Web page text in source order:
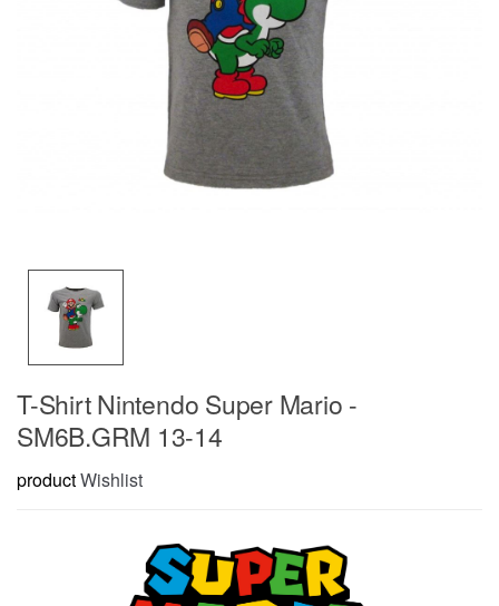
T-Shirt Nintendo Super Mario -
SM6B.GRM 13-14
productWishlist